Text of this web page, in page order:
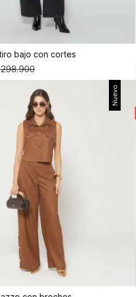
bajo con cortes
298.900
Nuevo